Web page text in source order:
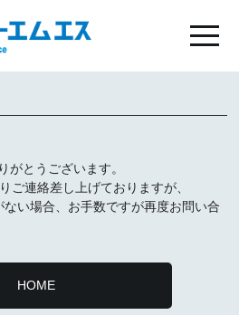
がとうございます。
ご連絡差し上げておりますが、
い場合、お手数ですが再度お問い合
HOME